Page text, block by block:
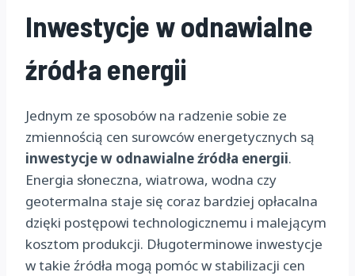
Inwestycje w odnawialne
źródła energii
Jednym ze sposobów na radzenie sobie ze
zmiennością cen surowców energetycznych są
inwestycje w odnawialne źródła energii.
Energia słoneczna, wiatrowa, wodna czy
geotermalna staje się coraz bardziej opłacalna
dzięki postępowi technologicznemu i malejącym
kosztom produkcji. Długoterminowe inwestycje
w takie źródła mogą pomóc w stabilizacji cen